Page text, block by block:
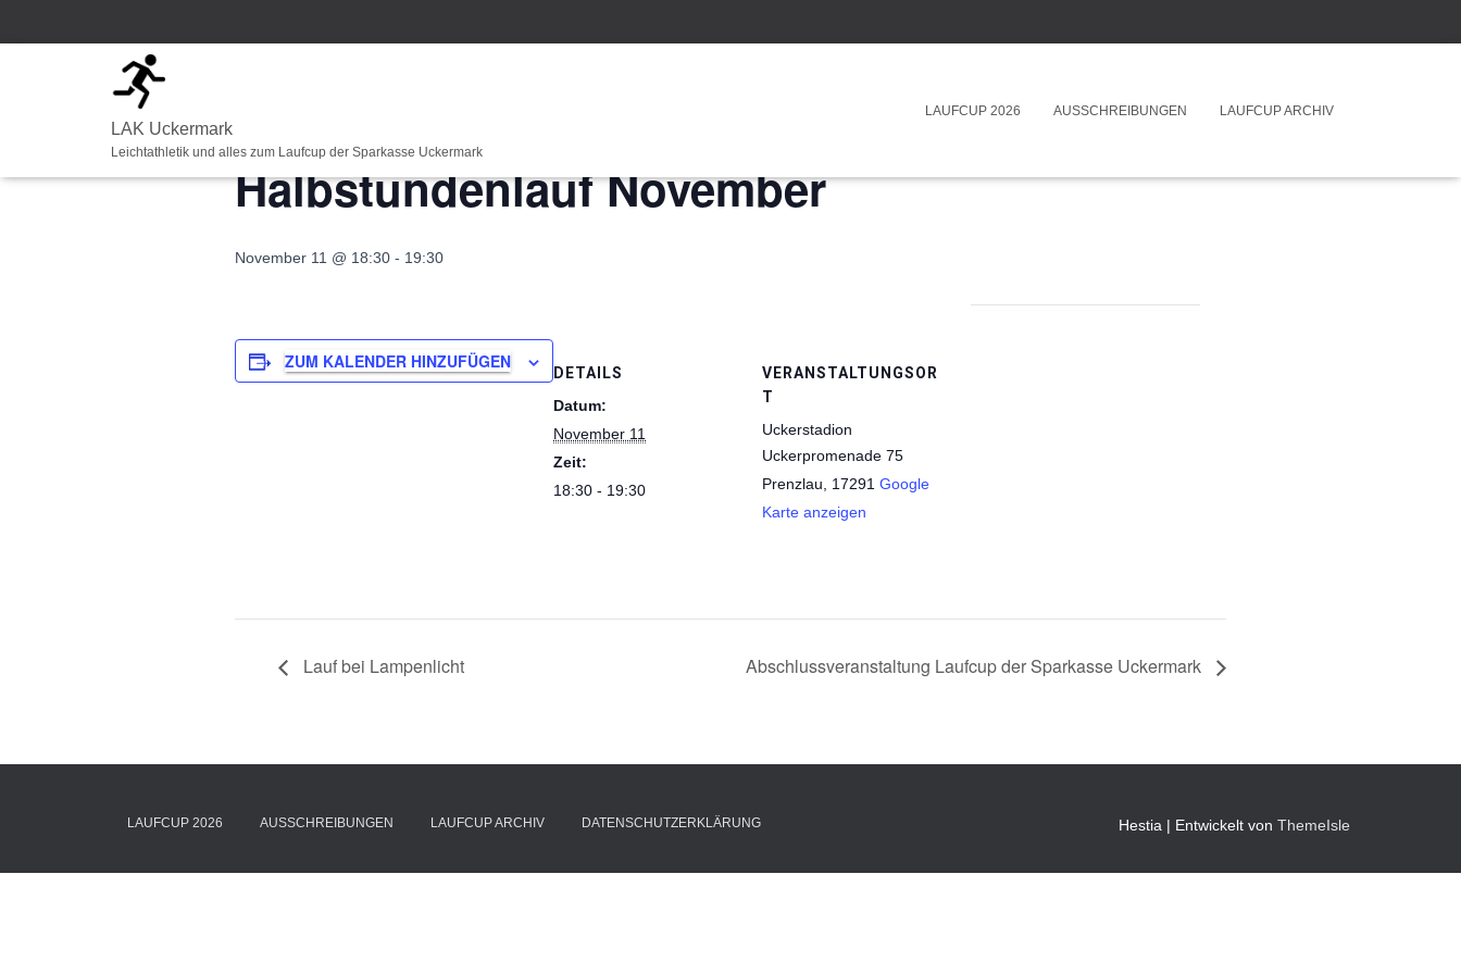
LAK Uckermark
Leichtathletik und alles zum Laufcup der Sparkasse Uckermark
LAUFCUP 2026 AUSSCHREIBUNGEN LAUFCUP ARCHIV
Halbstundenlauf November
November 11 @ 18:30 - 19:30
ZUM KALENDER HINZUFÜGEN
DETAILS
Datum:
November 11
Zeit:
18:30 - 19:30
VERANSTALTUNGSOR
T
Uckerstadion
Uckerpromenade 75
Prenzlau
17291 Google
Karte anzeigen
Lauf bei Lampenlicht Abschlussveranstaltung Laufcup der Sparkasse Uckermark
LAUFCUP 2026 AUSSCHREIBUNGEN LAUFCUP ARCHIV DATENSCHUTZERKLÄRUNG Hestia | Entwickelt von ThemeIsle